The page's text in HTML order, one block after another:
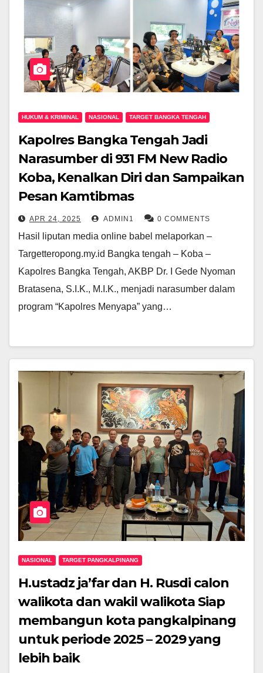
HUKUM & KRIMINAL NASIONAL TARGET BANGKA TENGAH
Kapolres Bangka Tengah Jadi
Narasumber di 931 FM New Radio
Koba, Kenalkan Diri dan Sampaikan
Pesan Kamtibmas
APR 24, 2025 ADMIN1 0 COMMENTS
Hasil liputan media online babel melaporkan –
Targetteropong.my.id Bangka tengah – Koba –
Kapolres Bangka Tengah, AKBP Dr. I Gede Nyoman
Bratasena, S.I.K., M.I.K., menjadi narasumber dalam
program “Kapolres Menyapa” yang…
NASIONAL TARGET PANGKALPINANG
H.ustadz ja’far dan H. Rusdi calon
walikota dan wakil walikota Siap
membangun kota pangkalpinang
untuk periode 2025 – 2029 yang
lebih baik